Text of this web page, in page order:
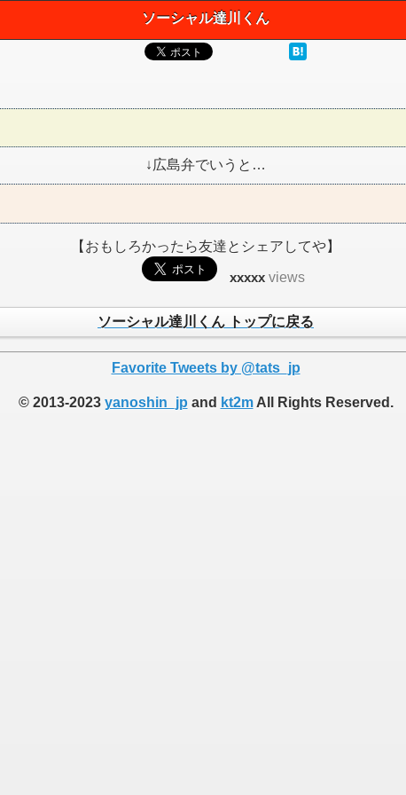
ソーシャル達川くん
↓広島弁でいうと…
【おもしろかったら友達とシェアしてや】
xxxxx views
ソーシャル達川くん トップに戻る
Favorite Tweets by @tats_jp
© 2013-2023 yanoshin_jp and kt2mAll Rights Reserved.